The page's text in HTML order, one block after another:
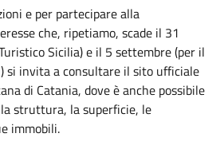
e per partecipare alla
che, ripetiamo, scade il 31
Sicilia) e il 5 settembre (per il
si invita a consultare il sito ufficiale
di Catania, dove è anche possibile
struttura, la superficie, le
immobili.